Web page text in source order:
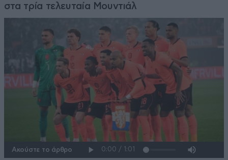
στα τρία τελευταία Μουντιάλ
Ακούστε το άρθρο